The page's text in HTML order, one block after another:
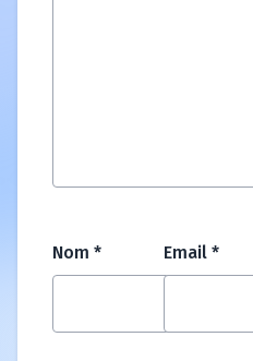
Nom * Email *